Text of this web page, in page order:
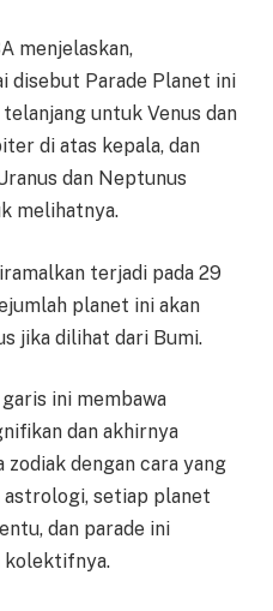
menjelaskan,
disebut Parade Planet ini
untuk Venus dan
di atas kepala, dan
dan Neptunus
melihatnya.
terjadi pada 29
planet ini akan
jika dilihat dari Bumi.
ini membawa
dan akhirnya
dengan cara yang
astrologi, setiap planet
dan parade ini
kolektifnya.